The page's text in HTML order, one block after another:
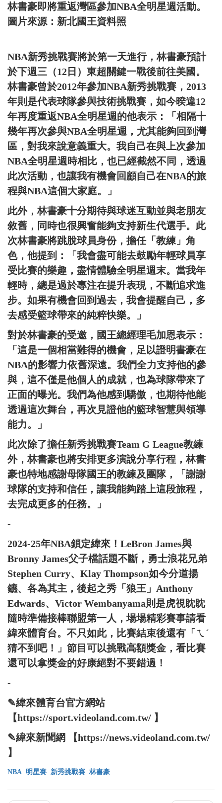
林書豪即將重返灣區參加NBA全明星週活動。
圖片來源：新北國王資料照
NBA新秀挑戰賽將於第一天進行，林書豪預計
於下週三（12日）東超關鍵一戰後前往美國。
林書豪曾於2012年參加NBA新秀挑戰賽，2013
年則是代表球隊參與技術挑戰賽，如今暌違12
年再度重返NBA全明星週的他表示：「相隔十
幾年再次參與NBA全明星週，尤其能夠回到灣
區，對我來說意義重大。我自己在與上次參加
NBA全明星週時相比，也已經截然不同，透過
此次活動，也讓我有機會回顧自己在NBA的旅
程與NBA這個大家庭。」
此外，林書豪十分期待與球迷互動並與老朋友
敘舊，同時也很興奮能夠支持新生代選手。此
次林書豪將跳脫球員身份，擔任「教練」角
色，他提到：「我會盡可能去鼓勵年輕球員享
受比賽的樂趣，盡情體驗全明星週末。當我年
輕時，總是過於專注在提升表現，不斷追求進
步。如果有機會回到過去，我會提醒自己，多
去感受籃球帶來的純粹快樂。」
對於林書豪的受邀，國王總經理毛加恩表示：
「這是一個相當難得的機會，足以證明書豪在
NBA的影響力依舊深遠。我們全力支持他的參
與，這不僅是他個人的成就，也為球隊帶來了
正面的曝光。我們為他感到驕傲，也期待他能
透過這次舞台，再次見證他的籃球智慧與領導
能力。」
此次除了擔任新秀挑戰賽Team G League教練
外，林書豪也將安排更多演說分享行程，林書
豪也特地感謝母隊國王的教練及團隊，「謝謝
球隊的支持和信任，讓我能夠踏上這段旅程，
去完成更多的任務。」
-
2024-25年NBA鎖定緯來！LeBron James與
Bronny James父子檔話題不斷，勇士浪花兄弟
Stephen Curry、Klay Thompson如今分道揚
鑣、各為其主，後起之秀「狼王」Anthony
Edwards、Victor Wembanyama則是虎視眈眈
隨時準備接棒聯盟第一人，場場精彩賽事請看
緯來體育台。不只如此，比賽結束後還有「ㄟˊ
猜不到吧！」節目可以挑戰高額獎金，看比賽
還可以拿獎金的好康絕對不要錯過！
-
✎緯來體育台官方網站
【https://sport.videoland.com.tw/ 】
✎緯來新聞網 【https://news.videoland.com.tw/
】
NBA 明星賽 新秀挑戰賽 林書豪